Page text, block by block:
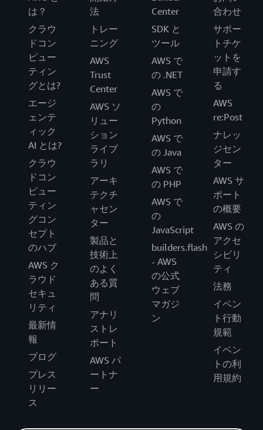
は？
クラウ
ドコン
ピュー
ティン
グとは?
エージ
ェンテ
ィック
AI とは?
クラウ
ドコン
ピュー
ティン
グコン
セプト
のハブ
AWS ク
ラウド
セキュ
リティ
最新情
報
ブログ
プレス
リリー
ス
法
トレー
ニング
AWS
Trust
Center
AWS ソ
リュー
ション
ライブ
ラリ
アーキ
テクチ
ャセン
ター
製品と
技術上
のよく
ある質
問
アナリ
ストレ
ポート
AWS パ
ートナ
ー
Center
SDK と
ツール
AWS で
の .NET
AWS で
の
Python
AWS で
の Java
AWS で
の PHP
AWS で
の
JavaScript
builders.flash
- AWS
の公式
ウェブ
マガジ
ン
合わせ
サポー
トチケ
ットを
申請す
る
AWS
re:Post
ナレッ
ジセン
ター
AWS サ
ポート
の概要
AWS の
アクセ
シビリ
ティ
法務
イベン
ト行動
規範
イベン
トの利
用規約